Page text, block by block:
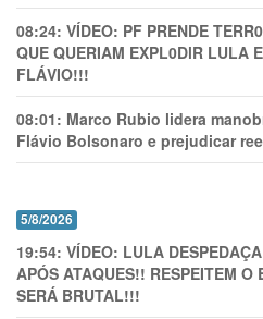
08:24: VÍDEO: PF PRENDE
QUE QUERIAM EXPL0DlR LULA
FLÁVIO!!!
08:01: Marco Rubio lidera
Flávio Bolsonaro e prejudicar
5/8/2026
19:54: VÍDEO: LULA
APÓS ATAQUES!! RESPEITEM
SERÁ BRUTAL!!!